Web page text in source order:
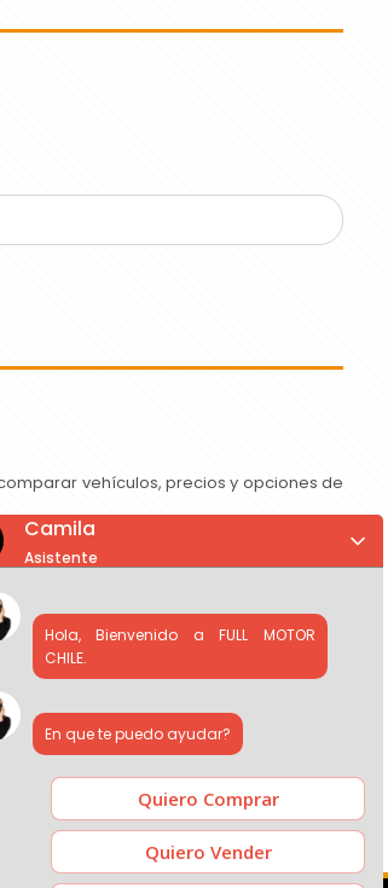
vehículos, precios y opciones de
comparar precios y contactar
Camila
Asistente
Hola, Bienvenido a FULL MOTOR
CHILE.
En que te puedo ayudar?
Quiero Comprar
Quiero Vender